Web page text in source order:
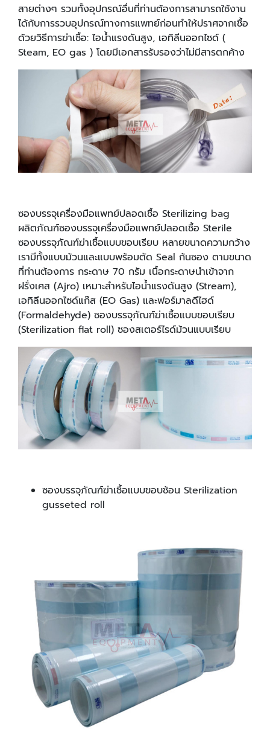
สายต่างๆ รวมทั้งอุปกรณ์อื่นที่ท่านต้องการสามารถใช้งาน
ได้กับการรวบอุปกรณ์ทางการแพทย์ก่อนทำให้ปราศจากเชื้อ
ด้วยวิธีการฆ่าเชื้อ: ไอน้ำแรงดันสูง, เอทิลีนออกไซด์ (
Steam, EO gas ) โดยมีเอกสารรับรองว่าไม่มีสารตกค้าง
ซองบรรจุเครื่องมือแพทย์ปลอดเชื้อ Sterilizing bag
ผลิตภัณฑ์ซองบรรจุเครื่องมือแพทย์ปลอดเชื้อ Sterile
ซองบรรจุภัณฑ์ฆ่าเชื้อแบบขอบเรียบ หลายขนาดความกว้าง
เรามีทั้งแบบม้วนและแบบพร้อมตัด Seal ก้นซอง ตามขนาด
ที่ท่านต้องการ กระดาษ 70 กรัม เนื้อกระดาษนำเข้าจาก
ฝรั่งเศส (Ajro) เหมาะสำหรับไอน้ำแรงดันสูง (Stream),
เอทิลีนออกไซด์แก๊ส (EO Gas) และฟอร์มาลดีไฮด์
(Formaldehyde) ซองบรรจุภัณฑ์ฆ่าเชื้อแบบขอบเรียบ
(Sterilization flat roll) ซองสเตอร์ไรด์ม้วนแบบเรียบ
ซองบรรจุภัณฑ์ฆ่าเชื้อแบบขอบซ้อน Sterilization
gusseted roll